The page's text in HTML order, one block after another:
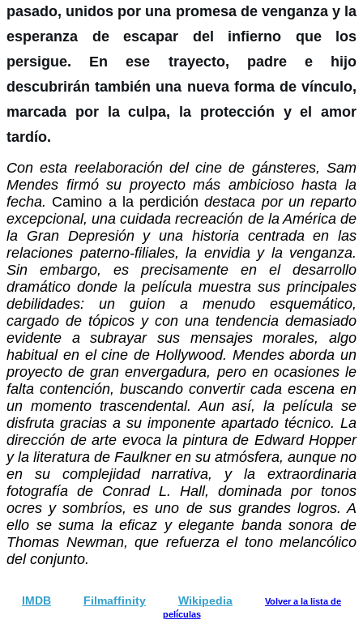
pasado, unidos por una promesa de venganza y la
esperanza de escapar del infierno que los
persigue. En ese trayecto, padre e hijo
descubrirán también una nueva forma de vínculo,
marcada por la culpa, la protección y el amor
tardío.
Con esta reelaboración del cine de gánsteres, Sam
Mendes firmó su proyecto más ambicioso hasta la
fecha. Camino a la perdición destaca por un reparto
excepcional, una cuidada recreación de la América de
la Gran Depresión y una historia centrada en las
relaciones paterno-filiales, la envidia y la venganza.
Sin embargo, es precisamente en el desarrollo
dramático donde la película muestra sus principales
debilidades: un guion a menudo esquemático,
cargado de tópicos y con una tendencia demasiado
evidente a subrayar sus mensajes morales, algo
habitual en el cine de Hollywood. Mendes aborda un
proyecto de gran envergadura, pero en ocasiones le
falta contención, buscando convertir cada escena en
un momento trascendental. Aun así, la película se
disfruta gracias a su imponente apartado técnico. La
dirección de arte evoca la pintura de Edward Hopper
y la literatura de Faulkner en su atmósfera, aunque no
en su complejidad narrativa, y la extraordinaria
fotografía de Conrad L. Hall, dominada por tonos
ocres y sombríos, es uno de sus grandes logros. A
ello se suma la eficaz y elegante banda sonora de
Thomas Newman, que refuerza el tono melancólico
del conjunto.
IMDB Filmaffinity Wikipedia
Volver a la lista de
películas